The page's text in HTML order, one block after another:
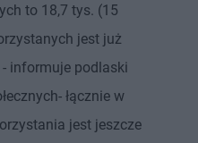
to 18,7 tys. (15
jest już
informuje podlaski
łącznie w
jest jeszcze